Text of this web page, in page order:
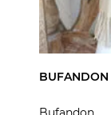
BUFANDON